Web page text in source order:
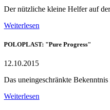
Der nützliche kleine Helfer auf
Weiterlesen
POLOPLAST: "Pure Progress"
12.10.2015
Das uneingeschränkte
Weiterlesen